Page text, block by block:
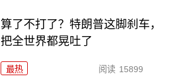
算了不打了？特朗普这脚刹车，
把全世界都晃吐了
最热 阅读 15899